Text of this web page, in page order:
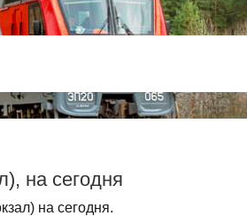
на сегодня
на сегодня.